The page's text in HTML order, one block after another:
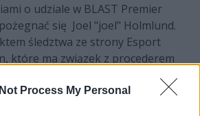
Process My Personal
o udziale w BLAST Premier
się Joel "joel" Holmlund.
śledztwa ze strony Esport
które ma związek z procederem
Dowody świadczące o winie byłego
być poważne, także już teraz
zawieszony. Jego miejsce w